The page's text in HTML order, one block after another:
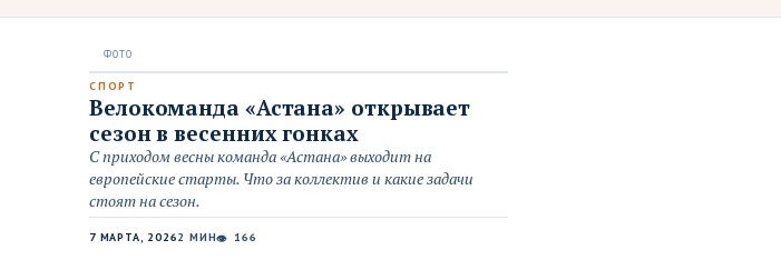
СПОРТ
Велокоманда «Астана» открывает
сезон в весенних гонках
С приходом весны команда «Астана» выходит на
европейские старты. Что за коллектив и какие задачи
стоят на сезон.
7 МАРТА, 20262 МИН👁 166